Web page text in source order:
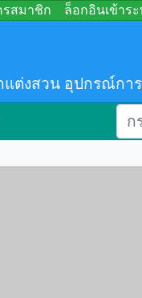
สมาชิก ล็อกอินเข้าร
งสวน อุปกรณ์การ